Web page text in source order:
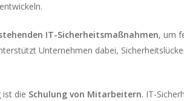
IT-Sicherheitsmaßnahmen, um
Unternehmen dabei,
ist die Schulung von Mitarbeitern. IT-